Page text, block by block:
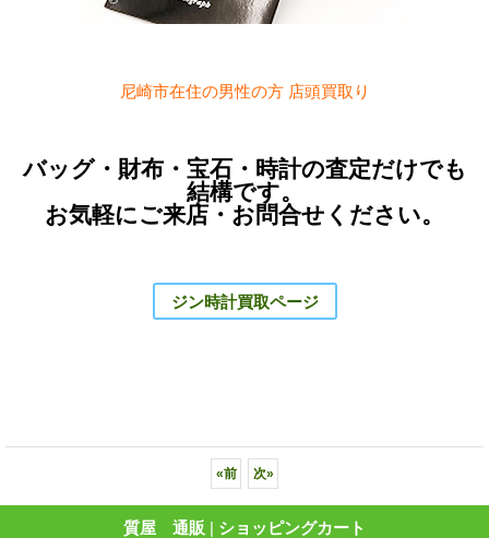
尼崎市在住の男性の方 店頭買取り
バッグ・財布・宝石・時計の査定だけでも
結構です。
お気軽にご来店・お問合せください。
ジン時計買取ページ
«前 次»
質屋 通販 | ショッピングカート